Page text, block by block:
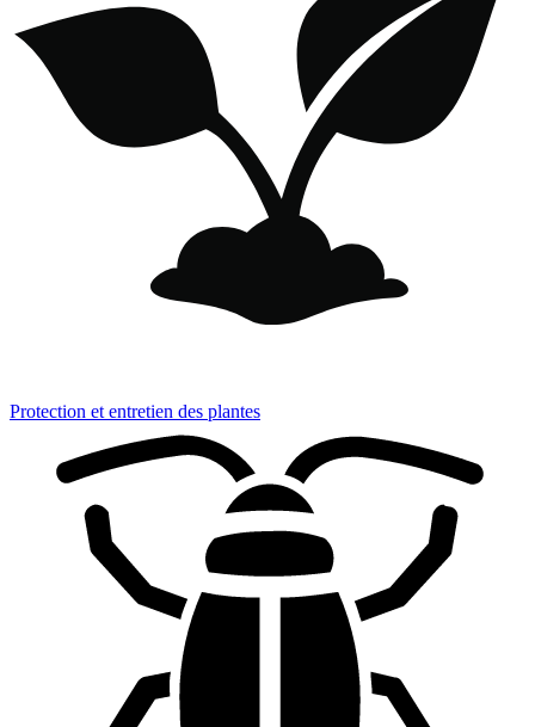
Protection et entretien des plantes